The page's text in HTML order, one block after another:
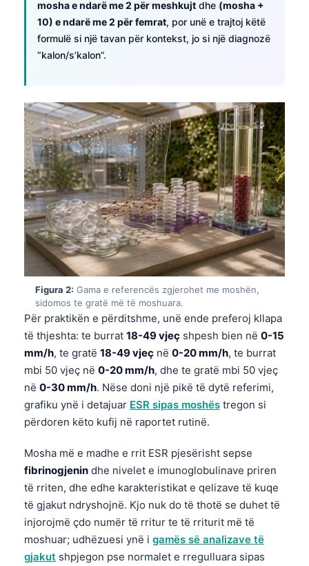
mosha e ndarë me 2 për meshkujt dhe (mosha +
10) e ndarë me 2 për femrat, por unë e trajtoj këtë
formulë si një tavan për kontekst, jo si një diagnozë
“kalon/s’kalon”.
Figura 2: Gama e referencës zgjerohet me moshën,
sidomos te gratë më të moshuara.
Për praktikën e përditshme, unë ende preferoj kllapa
të thjeshta: te burrat 18-49 vjeç shpesh bien në 0-15
mm/h, te gratë 18-49 vjeç në 0-20 mm/h, te burrat
mbi 50 vjeç në 0-20 mm/h, dhe te gratë mbi 50 vjeç
në 0-30 mm/h. Nëse doni një pikë të dytë referimi,
grafiku ynë i detajuar ESR sipas moshës tregon si
përdoren këto kufij në raportet rutinë.
Mosha më e madhe e rrit ESR pjesërisht sepse
fibrinogjenin dhe nivelet e imunoglobulinave priren
të rriten, dhe edhe karakteristikat e qelizave të kuqe
të gjakut ndryshojnë. Kjo nuk do të thotë se duhet të
injorojmë çdo numër të rritur te të rriturit më të
moshuar; udhëzuesi ynë i gamës së analizave të
gjakut shpjegon pse normalet e rregulluara sipas